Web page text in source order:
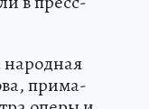
прима-